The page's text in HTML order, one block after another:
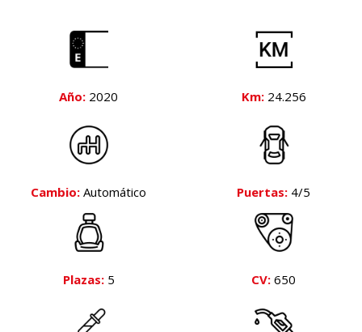
Año: 2020 Km:24.256
Cambio: Automático Puertas: 4/5
Plazas:5 CV: 650